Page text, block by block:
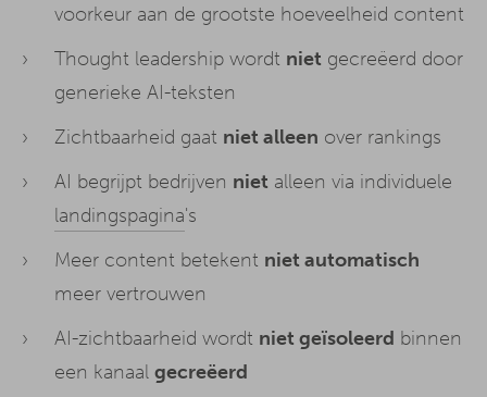
voorkeur aan de grootste hoeveelheid content
Thought leadership wordt niet gecreëerd door
generieke AI-teksten
Zichtbaarheid gaat niet alleen over rankings
AI begrijpt bedrijven niet alleen via individuele
landingspagina's
Meer content betekent niet automatisch
meer vertrouwen
AI-zichtbaarheid wordt niet geïsoleerd binnen
een kanaal gecreëerd